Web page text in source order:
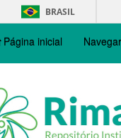
BRASIL
Página inicial Navegar